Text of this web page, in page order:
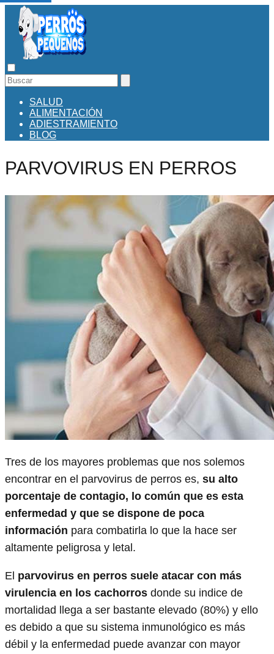
SALUD
ALIMENTACIÓN
ADIESTRAMIENTO
BLOG
PARVOVIRUS EN PERROS
Tres de los mayores problemas que nos solemos
encontrar en el parvovirus de perros es, su alto
porcentaje de contagio, lo común que es esta
enfermedad y que se dispone de poca
información para combatirla lo que la hace ser
altamente peligrosa y letal.
El parvovirus en perros suele atacar con más
virulencia en los cachorros donde su indice de
mortalidad llega a ser bastante elevado (80%) y ello
es debido a que su sistema inmunológico es más
débil y la enfermedad puede avanzar con mayor